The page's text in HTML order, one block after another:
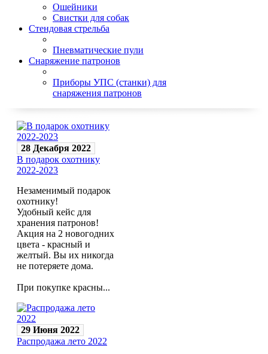
Ошейники
Свистки для собак
Стендовая стрельба
Пневматические пули
Снаряжение патронов
Приборы УПС (станки) для
снаряжения патронов
28 Декабря 2022
В подарок охотнику
2022-2023
Незаменимый подарок
охотнику!
Удобный кейс для
хранения патронов!
Акция на 2 новогодних
цвета - красный и
желтый. Вы их никогда
не потеряете дома.
При покупке красны...
29 Июня 2022
Распродажа лето 2022